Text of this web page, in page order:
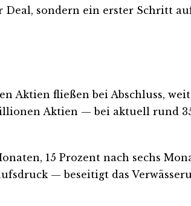
sondern ein erster Schritt
Aktien fließen bei Abschluss,
Aktien — bei aktuell rund
15 Prozent nach sechs
— beseitigt das